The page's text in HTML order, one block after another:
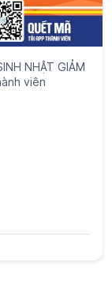
NHẬT GIẢM
viên